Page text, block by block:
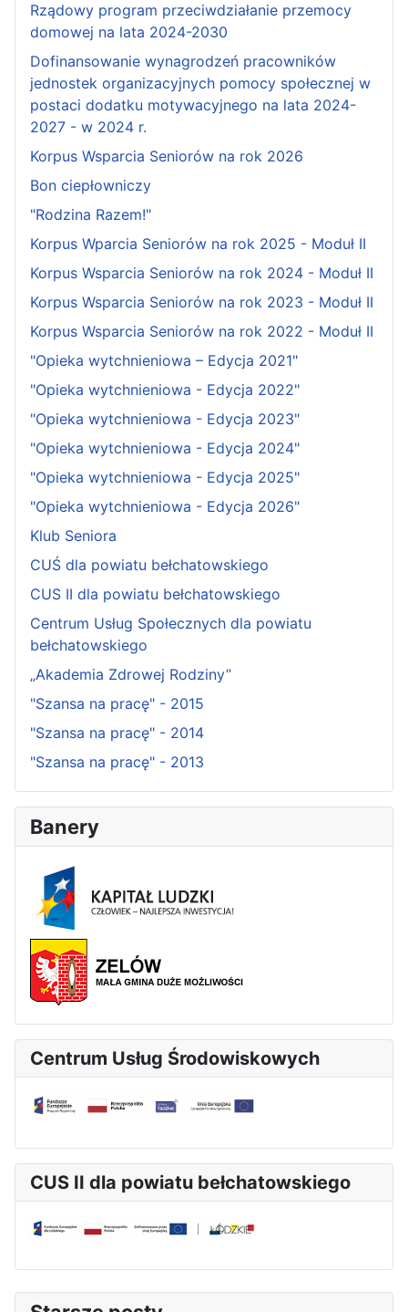
Rządowy program przeciwdziałanie przemocy
domowej na lata 2024-2030
Dofinansowanie wynagrodzeń pracowników
jednostek organizacyjnych pomocy społecznej w
postaci dodatku motywacyjnego na lata 2024-
2027 - w 2024 r.
Korpus Wsparcia Seniorów na rok 2026
Bon ciepłowniczy
"Rodzina Razem!"
Korpus Wparcia Seniorów na rok 2025 - Moduł II
Korpus Wsparcia Seniorów na rok 2024 - Moduł II
Korpus Wsparcia Seniorów na rok 2023 - Moduł II
Korpus Wsparcia Seniorów na rok 2022 - Moduł II
"Opieka wytchnieniowa – Edycja 2021"
"Opieka wytchnieniowa - Edycja 2022"
"Opieka wytchnieniowa - Edycja 2023"
"Opieka wytchnieniowa - Edycja 2024"
"Opieka wytchnieniowa - Edycja 2025"
"Opieka wytchnieniowa - Edycja 2026"
Klub Seniora
CUŚ dla powiatu bełchatowskiego
CUS II dla powiatu bełchatowskiego
Centrum Usług Społecznych dla powiatu
bełchatowskiego
„Akademia Zdrowej Rodziny”
"Szansa na pracę" - 2015
"Szansa na pracę" - 2014
"Szansa na pracę" - 2013
Banery
Centrum Usług Środowiskowych
CUS II dla powiatu bełchatowskiego